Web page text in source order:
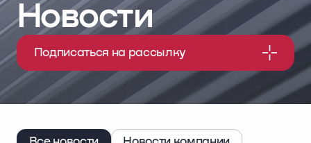
Новости
Подписаться на рассылку